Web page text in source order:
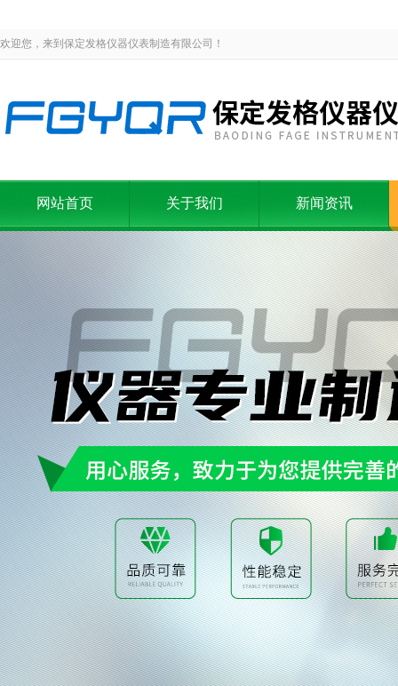
欢迎您，来到保定发格仪器仪表制造有限公司！
网站首页 关于我们 新闻资讯